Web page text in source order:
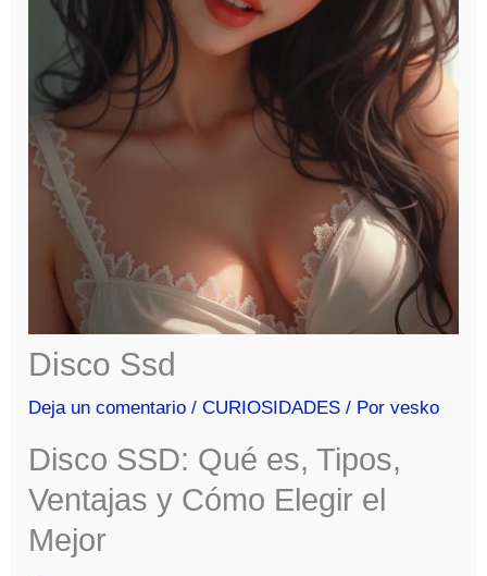
Disco Ssd
Deja un comentario /CURIOSIDADES / Porvesko
Disco SSD: Qué es, Tipos,
Ventajas y Cómo Elegir el
Mejor